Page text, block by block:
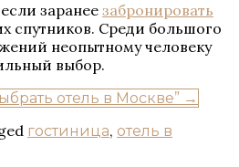
заранее забронировать
спутников. Среди большого
неопытному человеку
выбор.
отель в Москве” →
гостиница, отель в